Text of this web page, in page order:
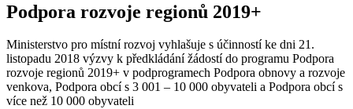
Podpora rozvoje regionů 2019+
Ministerstvo pro místní rozvoj vyhlašuje s účinností ke dni 21.
listopadu 2018 výzvy k předkládání žádostí do programu Podpora
rozvoje regionů 2019+ v podprogramech Podpora obnovy a rozvoje
venkova, Podpora obcí s 3 001 – 10 000 obyvateli a Podpora obcí s
více než 10 000 obyvateli